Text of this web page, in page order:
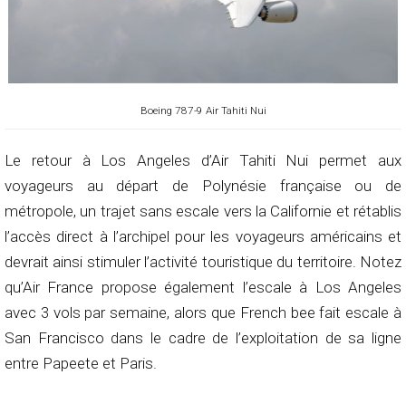
Boeing 787-9 Air Tahiti Nui
Le retour à Los Angeles d’Air Tahiti Nui permet aux
voyageurs au départ de Polynésie française ou de
métropole, un trajet sans escale vers la Californie et rétablis
l’accès direct à l’archipel pour les voyageurs américains et
devrait ainsi stimuler l’activité touristique du territoire. Notez
qu’Air France propose également l’escale à Los Angeles
avec 3 vols par semaine, alors que French bee fait escale à
San Francisco dans le cadre de l’exploitation de sa ligne
entre Papeete et Paris.